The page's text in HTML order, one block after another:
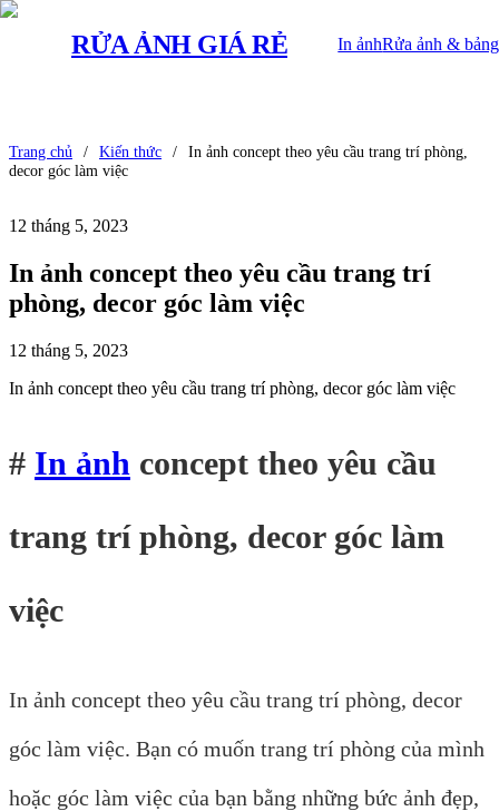
RỬA ẢNH GIÁ RẺ In ảnhRửa ảnh &
Trang chủ / Kiến thức /
In ảnh concept theo yêu cầu trang trí phòng,
decor góc làm việc
12 tháng 5, 2023
In ảnh concept theo yêu cầu trang trí
phòng, decor góc làm việc
12 tháng 5, 2023
In ảnh concept theo yêu cầu trang trí phòng, decor góc làm việc
# In ảnh concept theo yêu cầu
trang trí phòng, decor góc làm
việc
In ảnh concept theo yêu cầu trang trí phòng, decor
góc làm việc. Bạn có muốn trang trí phòng của mình
hoặc góc làm việc của bạn bằng những bức ảnh đẹp,